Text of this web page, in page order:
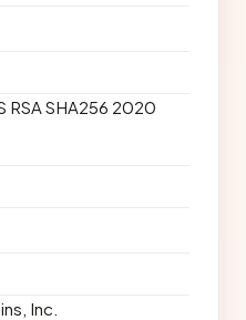
RSA SHA256 2020
Inc.